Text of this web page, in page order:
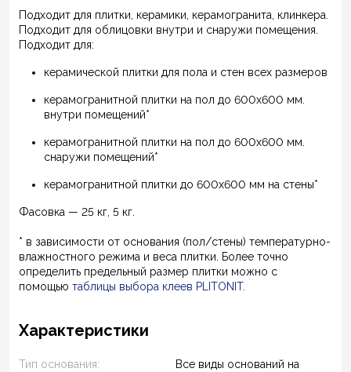
Подходит для плитки, керамики, керамогранита, клинкера.
Подходит для облицовки внутри и снаружи помещения.
Подходит для:
керамической плитки для пола и стен всех размеров
керамогранитной плитки на пол до 600х600 мм.
внутри помещений*
керамогранитной плитки на пол до 600х600 мм.
снаружи помещений*
керамогранитной плитки до 600х600 мм на стены*
Фасовка — 25 кг, 5 кг.
* в зависимости от основания (пол/стены) температурно-
влажностного режима и веса плитки. Более точно
определить предельный размер плитки можно с
помощью таблицы выбора клеев PLITONIT.
Характеристики
Тип основания:
Все виды оснований на